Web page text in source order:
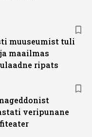
muuseumist tuli
maailmas
ripats
veripunane